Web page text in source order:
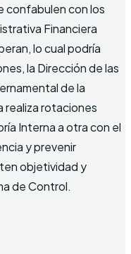
confabulen con los
Financiera
lo cual podría
la Dirección de las
de la
realiza rotaciones
Interna a otra con el
y prevenir
objetividad y
de Control.